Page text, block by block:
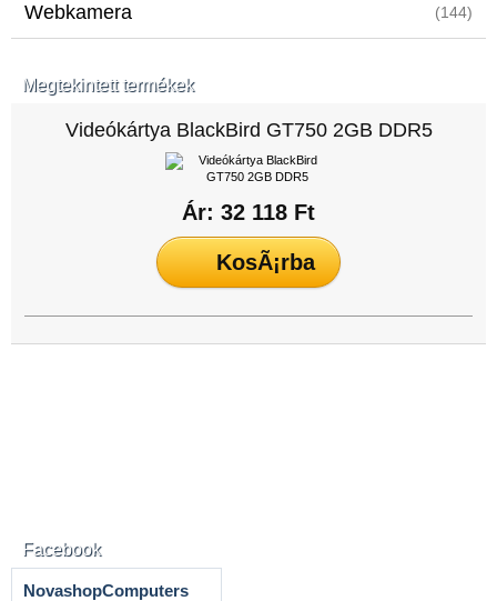
Webkamera (144)
Megtekintett termékek
Videókártya BlackBird GT750 2GB DDR5
Ár: 32 118 Ft
Facebook
NovashopComputers